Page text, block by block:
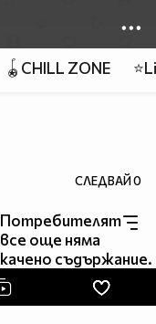
🪀CHILL ZONE
СЛЕДВАЙ0
Потребителят
все още няма
качено съдържание.